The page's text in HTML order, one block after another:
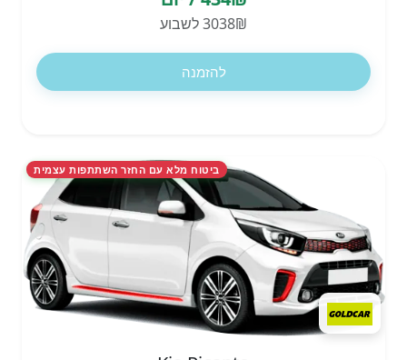
3038₪ לשבוע
להזמנה
ביטוח מלא עם החזר השתתפות עצמית